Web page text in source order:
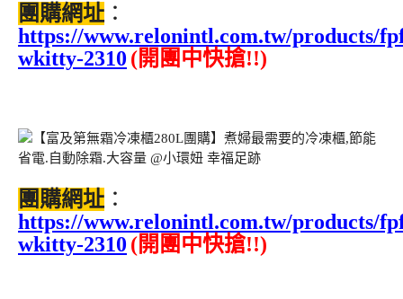
團購網址 ：
https://www.relonintl.com.tw/products/
wkitty-2310 (開團中快搶!!)
團購網址 ：
https://www.relonintl.com.tw/products/
wkitty-2310 (開團中快搶!!)